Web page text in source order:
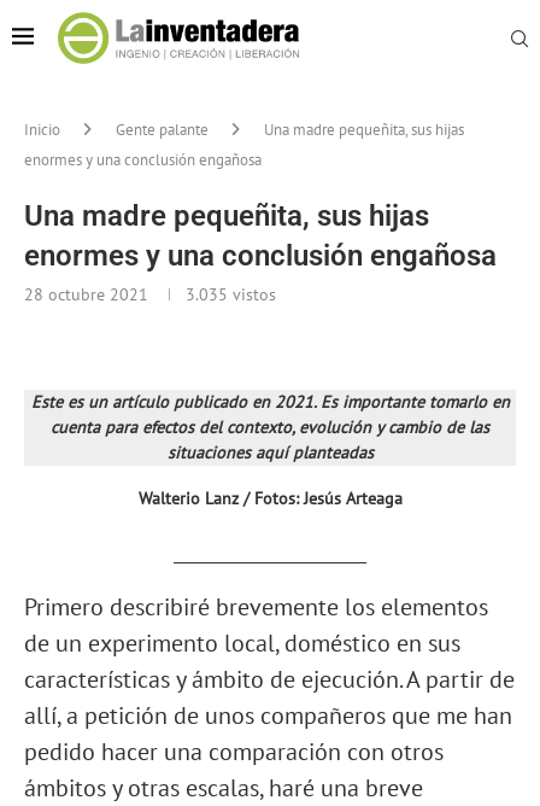
Inicio Gente palante
Una madre pequeñita, sus hijas
enormes y una conclusión engañosa
Una madre pequeñita, sus hijas
enormes y una conclusión engañosa
28 octubre 2021 3.035 vistos
Este es un artículo publicado en 2021. Es importante tomarlo en
cuenta para efectos del contexto, evolución y cambio de las
situaciones aquí planteadas
Walterio Lanz / Fotos: Jesús Arteaga
Primero describiré brevemente los elementos
de un experimento local, doméstico en sus
características y ámbito de ejecución. A partir de
allí, a petición de unos compañeros que me han
pedido hacer una comparación con otros
ámbitos y otras escalas, haré una breve